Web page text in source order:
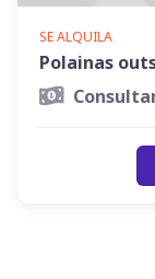
SE ALQUILA
Polainas